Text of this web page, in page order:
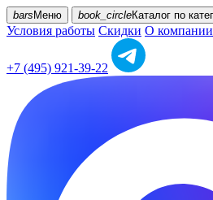
bars Меню book_circleКаталог по
Условия работы Скидки О компании
+7 (495) 921-39-22